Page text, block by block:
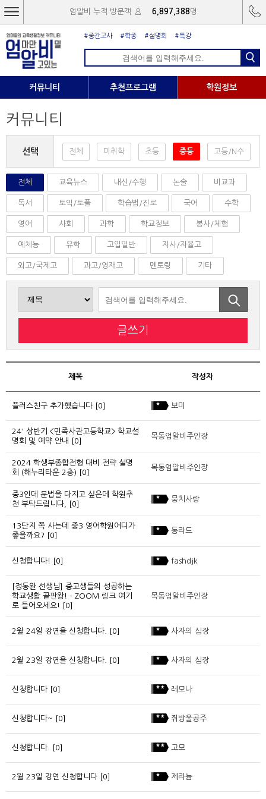
엄알비 누적 방문객 6,897,388명
#중간고사 #학종 #설명회 #특강
커뮤니티 추천프로그램 학원정보
커뮤니티
선택 전체 미취학 초등 중등 고등/N수
전체 교육뉴스 내신/수행 논술 비교과
독서 토익/토플 학습법/진로 국어 수학
영어 사회 과학 학교정보 봉사/체험
예체능 유학 고입일반 자사/자율고
외고/국제고 과고/영재고 멘토링 기타
글쓰기
제목 작성자
플러스친구 추가했습니다 [0] 보미
24' 상반기 <민족사관고등학교> 학교설
명회 및 예약 안내
[0]
목동엄알비주인장
2024 학생부종합전형 대비 전략 설명
회 (해누리타운 2층) [0]
목동엄알비주인장
중3인데 문법을 다지고 싶은데 학원추
천 부탁드립니다,
[0]
뭉치사랑
13단지 쪽 사는데 중3 영어학원어디가
좋을까요? [0]
동라드
신청합니다! [0] fashdjk
[정동완 선생님] 중고생들의 성공하는
학교생활 끝판왕! - ZOOM 링크 여기
로 들어오세요!
[0]
목동엄알비주인장
2월 24일 강연을 신청합니다. [0] 사자의 심장
2월 23일 강연을 신청합니다. [0] 사자의 심장
신청합니다 [0] 레모나
신청합니다~ [0] 쥐방울공주
신청합니다. [0] 고모
2월 23일 강연 신청합니다 [0] 제라늄